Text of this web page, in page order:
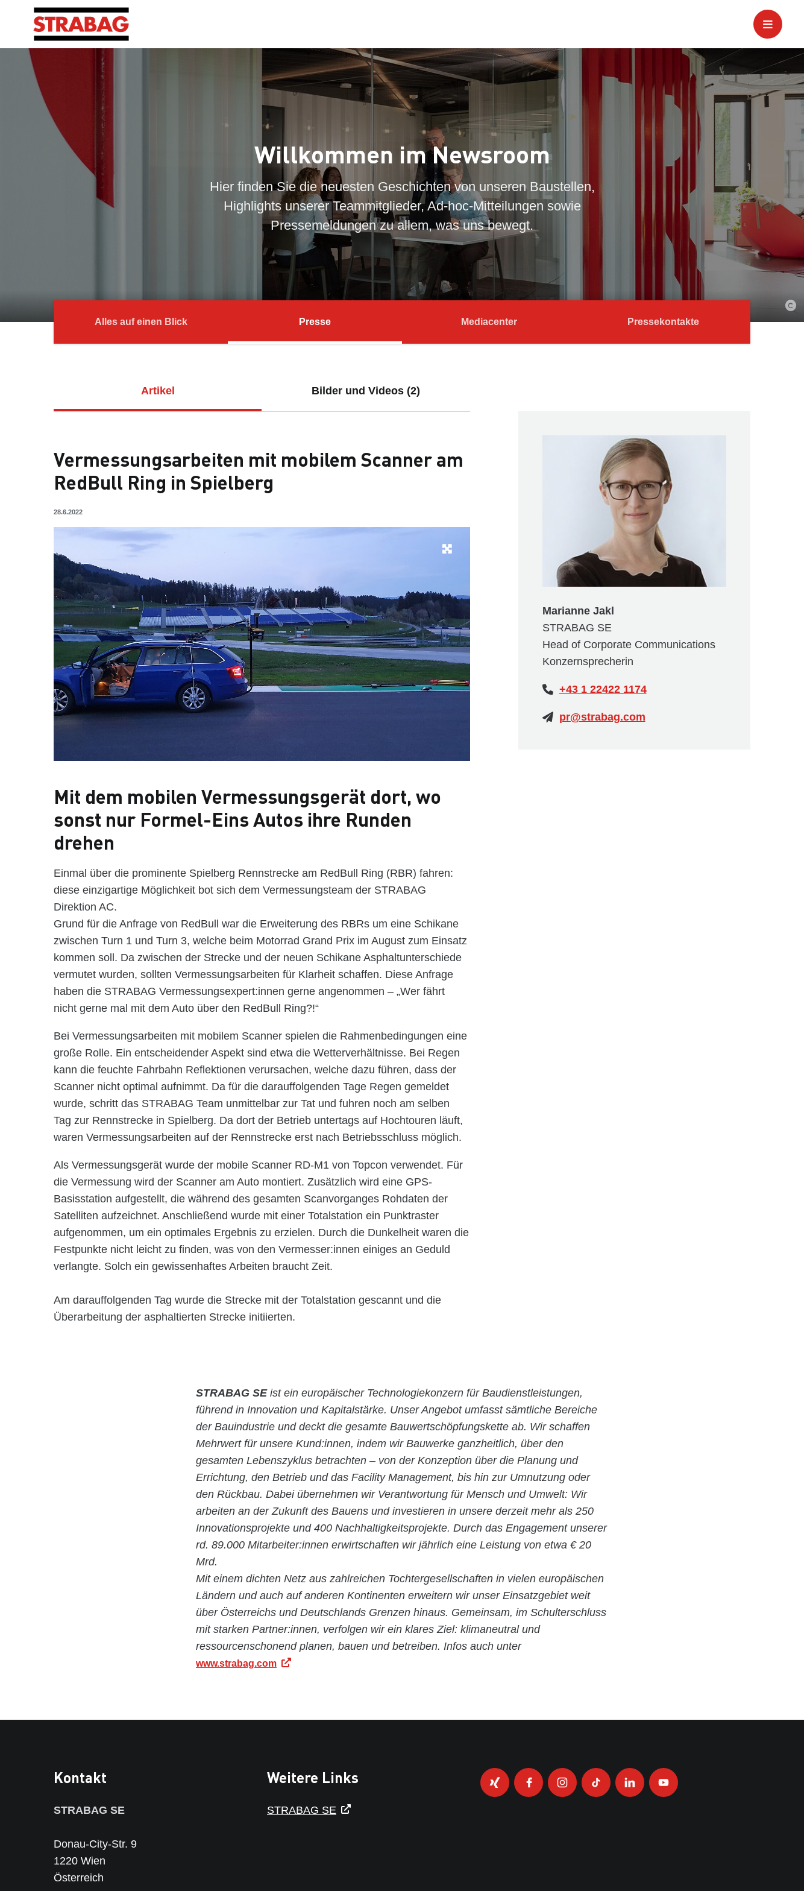
Willkommen im Newsroom
Hier finden Sie die neuesten Geschichten von unseren Baustellen,
Highlights unserer Teammitglieder, Ad-hoc-Mitteilungen sowie
Pressemeldungen zu allem, was uns bewegt.
Alles auf einen Blick Presse Mediacenter Pressekontakte
Artikel Bilder und Videos (2)
Vermessungsarbeiten mit mobilem Scanner am
RedBull Ring in Spielberg
28.6.2022
Mit dem mobilen Vermessungsgerät dort, wo
sonst nur Formel-Eins Autos ihre Runden
drehen
Einmal über die prominente Spielberg Rennstrecke am RedBull Ring (RBR) fahren:
diese einzigartige Möglichkeit bot sich dem Vermessungsteam der STRABAG
Direktion AC.
Grund für die Anfrage von RedBull war die Erweiterung des RBRs um eine Schikane
zwischen Turn 1 und Turn 3, welche beim Motorrad Grand Prix im August zum Einsatz
kommen soll. Da zwischen der Strecke und der neuen Schikane Asphaltunterschiede
vermutet wurden, sollten Vermessungsarbeiten für Klarheit schaffen. Diese Anfrage
haben die STRABAG Vermessungsexpert:innen gerne angenommen – „Wer fährt
nicht gerne mal mit dem Auto über den RedBull Ring?!“
Bei Vermessungsarbeiten mit mobilem Scanner spielen die Rahmenbedingungen eine
große Rolle. Ein entscheidender Aspekt sind etwa die Wetterverhältnisse. Bei Regen
kann die feuchte Fahrbahn Reflektionen verursachen, welche dazu führen, dass der
Scanner nicht optimal aufnimmt. Da für die darauffolgenden Tage Regen gemeldet
wurde, schritt das STRABAG Team unmittelbar zur Tat und fuhren noch am selben
Tag zur Rennstrecke in Spielberg. Da dort der Betrieb untertags auf Hochtouren läuft,
waren Vermessungsarbeiten auf der Rennstrecke erst nach Betriebsschluss möglich.
Als Vermessungsgerät wurde der mobile Scanner RD-M1 von Topcon verwendet. Für
die Vermessung wird der Scanner am Auto montiert. Zusätzlich wird eine GPS-
Basisstation aufgestellt, die während des gesamten Scanvorganges Rohdaten der
Satelliten aufzeichnet. Anschließend wurde mit einer Totalstation ein Punktraster
aufgenommen, um ein optimales Ergebnis zu erzielen. Durch die Dunkelheit waren die
Festpunkte nicht leicht zu finden, was von den Vermesser:innen einiges an Geduld
verlangte. Solch ein gewissenhaftes Arbeiten braucht Zeit.
Am darauffolgenden Tag wurde die Strecke mit der Totalstation gescannt und die
Überarbeitung der asphaltierten Strecke initiierten.
Marianne Jakl
STRABAG SE
Head of Corporate Communications
Konzernsprecherin
+43 1 22422 1174
pr@strabag.com
STRABAG SE ist ein europäischer Technologiekonzern für Baudienstleistungen,
führend in Innovation und Kapitalstärke. Unser Angebot umfasst sämtliche Bereiche
der Bauindustrie und deckt die gesamte Bauwertschöpfungskette ab. Wir schaffen
Mehrwert für unsere Kund:innen, indem wir Bauwerke ganzheitlich, über den
gesamten Lebenszyklus betrachten – von der Konzeption über die Planung und
Errichtung, den Betrieb und das Facility Management, bis hin zur Umnutzung oder
den Rückbau. Dabei übernehmen wir Verantwortung für Mensch und Umwelt: Wir
arbeiten an der Zukunft des Bauens und investieren in unsere derzeit mehr als 250
Innovationsprojekte und 400 Nachhaltigkeitsprojekte. Durch das Engagement unserer
rd. 89.000 Mitarbeiter:innen erwirtschaften wir jährlich eine Leistung von etwa € 20
Mrd.
Mit einem dichten Netz aus zahlreichen Tochtergesellschaften in vielen europäischen
Ländern und auch auf anderen Kontinenten erweitern wir unser Einsatzgebiet weit
über Österreichs und Deutschlands Grenzen hinaus. Gemeinsam, im Schulterschluss
mit starken Partner:innen, verfolgen wir ein klares Ziel: klimaneutral und
ressourcenschonend planen, bauen und betreiben. Infos auch unter
www.strabag.com
Kontakt
STRABAG SE
Donau-City-Str. 9
1220 Wien
Österreich
Weitere Links
STRABAG SE